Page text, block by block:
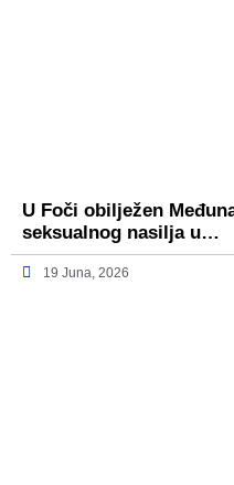
U Foči obilježen
seksualnog nasilja u…
19 Juna, 2026